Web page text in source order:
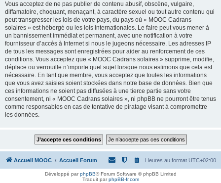
Vous acceptez de ne pas publier de contenu abusif, obscène, vulgaire,
diffamatoire, choquant, menaçant, à caractère sexuel ou tout autre contenu qui
peut transgresser les lois de votre pays, du pays où « MOOC Cadrans
solaires » est hébergé ou les lois internationales. Le faire peut vous mener à
un bannissement immédiat et permanent, avec une notification à votre
fournisseur d’accès à Internet si nous le jugeons nécessaire. Les adresses IP
de tous les messages sont enregistrées pour aider au renforcement de ces
conditions. Vous acceptez que « MOOC Cadrans solaires » supprime, modifie,
déplace ou verrouille n’importe quel sujet lorsque nous estimons que cela est
nécessaire. En tant que membre, vous acceptez que toutes les informations
que vous avez saisies soient stockées dans notre base de données. Bien que
ces informations ne soient pas diffusées à une tierce partie sans votre
consentement, ni « MOOC Cadrans solaires », ni phpBB ne pourront être tenus
comme responsables en cas de tentative de piratage visant à compromettre
les données.
Accueil MOOC Accueil Forum Heures au format UTC+02:00
Développé parphpBB® Forum Software © phpBB Limited
Traduit parphpBB-fr.com